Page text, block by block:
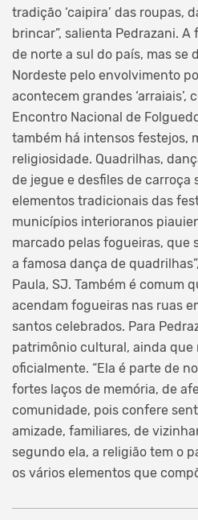
tradição ‘caipira’ das roupas,
brincar”, salienta Pedrazani.
de norte a sul do país, mas se
Nordeste pelo envolvimento
acontecem grandes ‘arraiais’,
Encontro Nacional de
também há intensos festejos,
religiosidade. Quadrilhas,
de jegue e desfiles de carroça
elementos tradicionais das
municípios interioranos
marcado pelas fogueiras, que
a famosa dança de
Paula, SJ. Também é comum
acendam fogueiras nas ruas
santos celebrados. Para
patrimônio cultural, ainda que
oficialmente. “Ela é parte de
fortes laços de memória, de
comunidade, pois confere
amizade, familiares, de
segundo ela, a religião tem o
os vários elementos que